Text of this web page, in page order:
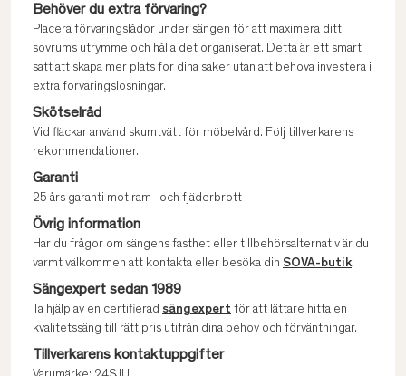
Behöver du extra förvaring?
Placera förvaringslådor under sängen för att maximera ditt
sovrums utrymme och hålla det organiserat. Detta är ett smart
sätt att skapa mer plats för dina saker utan att behöva investera i
extra förvaringslösningar.
Skötselråd
Vid fläckar använd skumtvätt för möbelvård. Följ tillverkarens
rekommendationer.
Garanti
25 års garanti mot ram- och fjäderbrott
Övrig information
Har du frågor om sängens fasthet eller tillbehörsalternativ är du
varmt välkommen att kontakta eller besöka din SOVA-butik
Sängexpert sedan 1989
Ta hjälp av en certifierad sängexpert för att lättare hitta en
kvalitetssäng till rätt pris utifrån dina behov och förväntningar.
Tillverkarens kontaktuppgifter